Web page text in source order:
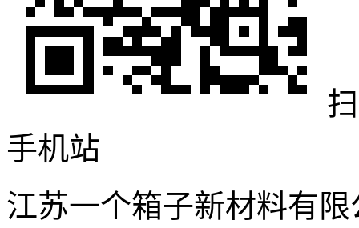
手机站
江苏一个箱子新材料有